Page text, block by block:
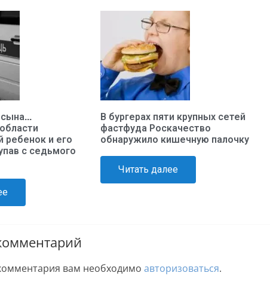
ребенок и его
с седьмого
В бургерах пяти крупных сетей
фастфуда Роскачество
обнаружило кишечную палочку
Читать далее
вам необходимо авторизоваться.